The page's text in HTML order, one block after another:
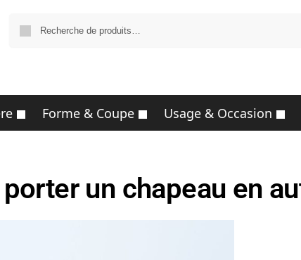
Forme & Coupe Usage & Occasion
un chapeau en